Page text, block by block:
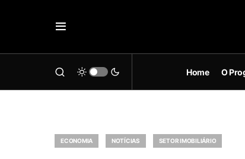
Home O
ECONOMIA NOTÍCIAS SETOR IMOBILIÁRIO